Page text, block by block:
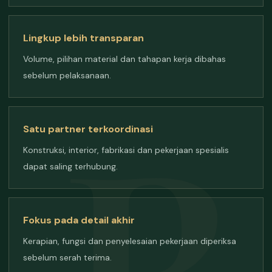
Lingkup lebih transparan
Volume, pilihan material dan tahapan kerja dibahas
sebelum pelaksanaan.
Satu partner terkoordinasi
Konstruksi, interior, fabrikasi dan pekerjaan spesialis
dapat saling terhubung.
Fokus pada detail akhir
Kerapian, fungsi dan penyelesaian pekerjaan diperiksa
sebelum serah terima.